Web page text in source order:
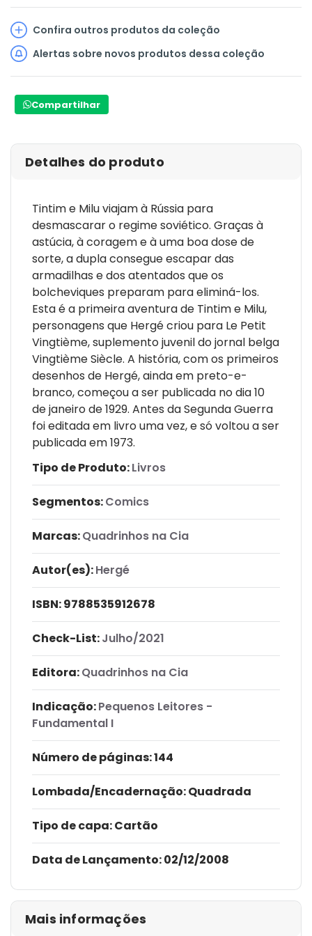
Confira outros produtos da coleção
Alertas sobre novos produtos dessa coleção
Compartilhar
Detalhes do produto
Tintim e Milu viajam à Rússia para
desmascarar o regime soviético. Graças à
astúcia, à coragem e à uma boa dose de
sorte, a dupla consegue escapar das
armadilhas e dos atentados que os
bolcheviques preparam para eliminá-los.
Esta é a primeira aventura de Tintim e Milu,
personagens que Hergé criou para Le Petit
Vingtième, suplemento juvenil do jornal belga
Vingtième Siècle. A história, com os primeiros
desenhos de Hergé, ainda em preto-e-
branco, começou a ser publicada no dia 10
de janeiro de 1929. Antes da Segunda Guerra
foi editada em livro uma vez, e só voltou a ser
publicada em 1973.
Tipo de Produto:Livros
Segmentos:Comics
Marcas:Quadrinhos na Cia
Autor(es):Hergé
ISBN:9788535912678
Check-List:Julho/2021
Editora:Quadrinhos na Cia
Indicação:Pequenos Leitores -
Fundamental I
Número de páginas: 144
Lombada/Encadernação: Quadrada
Tipo de capa:Cartão
Data de Lançamento:02/12/2008
Mais informações